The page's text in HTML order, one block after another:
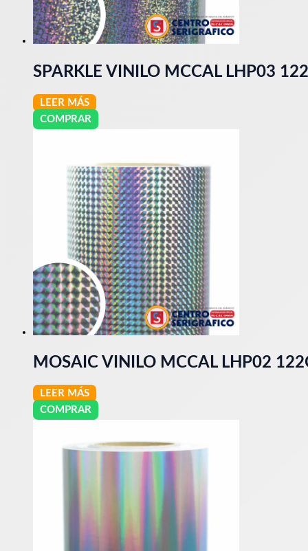
SPARKLE VINILO MCCAL LHP03
LEER MÁS
COMPRAR
MOSAIC VINILO MCCAL LHP02
LEER MÁS
COMPRAR